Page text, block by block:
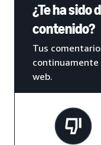
¿Te ha sido
contenido?
Tus
web.